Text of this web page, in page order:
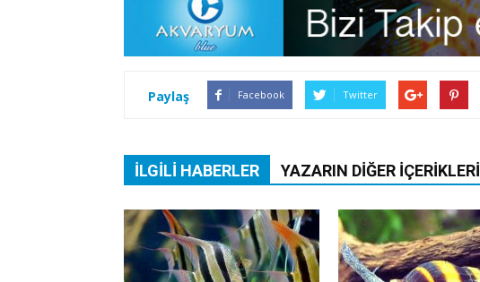
Paylaş Facebook Twitter
İLGILI HABERLER YAZARIN DIĞER İÇERIKLERI